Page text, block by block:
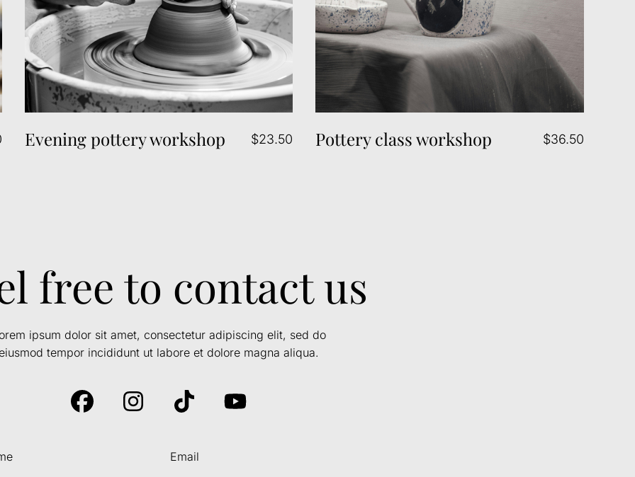
Evening pottery workshop $23.50 Pottery class workshop $36.50
free to contact us
ipsum dolor sit amet, consectetur adipiscing elit, sed do
tempor incididunt ut labore et dolore magna aliqua.
Email